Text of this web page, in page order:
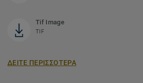
Tif Image
TIF
ΔΕΙΤΕ ΠΕΡΙΣΣΟΤΕΡΑ